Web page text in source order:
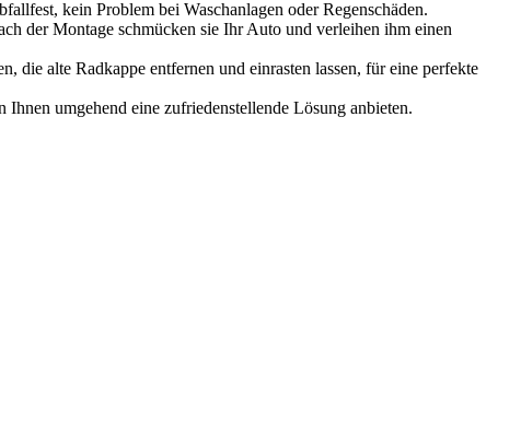
kein Problem bei Waschanlagen oder Regenschäden.
der Montage schmücken sie Ihr Auto und verleihen ihm einen
alte Radkappe entfernen und einrasten lassen, für eine perfekte
umgehend eine zufriedenstellende Lösung anbieten.